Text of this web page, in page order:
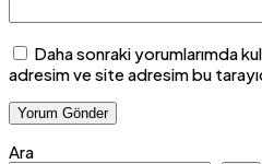
Daha sonraki yorumlarımda
adresim ve site adresim bu
Ara